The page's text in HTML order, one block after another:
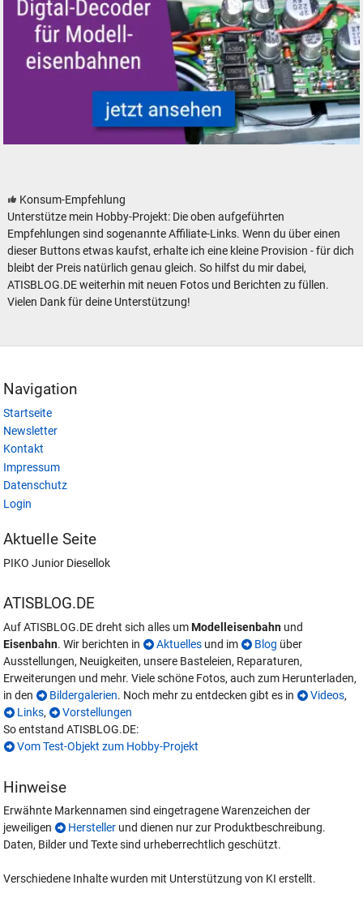
Konsum-Empfehlung
Unterstütze mein Hobby-Projekt: Die oben aufgeführten
Empfehlungen sind sogenannte Affiliate-Links. Wenn du über einen
dieser Buttons etwas kaufst, erhalte ich eine kleine Provision - für dich
bleibt der Preis natürlich genau gleich. So hilfst du mir dabei,
ATISBLOG.DE weiterhin mit neuen Fotos und Berichten zu füllen.
Vielen Dank für deine Unterstützung!
Navigation
Startseite
Newsletter
Kontakt
Impressum
Datenschutz
Login
Aktuelle Seite
PIKO Junior Diesellok
ATISBLOG.DE
Auf ATISBLOG.DE dreht sich alles umModelleisenbahn und
Eisenbahn. Wir berichten in Aktuelles und im Blog über
Ausstellungen, Neuigkeiten, unsere Basteleien, Reparaturen,
Erweiterungen und mehr. Viele schöne Fotos, auch zum Herunterladen,
in den
Bildergalerien. Noch mehr zu entdecken gibt es in Videos,
Links,
Vorstellungen
So entstand ATISBLOG.DE:
Vom Test-Objekt zum Hobby-Projekt
Hinweise
Erwähnte Markennamen sind eingetragene Warenzeichen der
jeweiligen
Hersteller und dienen nur zur Produktbeschreibung.
Daten, Bilder und Texte sind urheberrechtlich geschützt.
Verschiedene Inhalte wurden mit Unterstützung von KI erstellt.